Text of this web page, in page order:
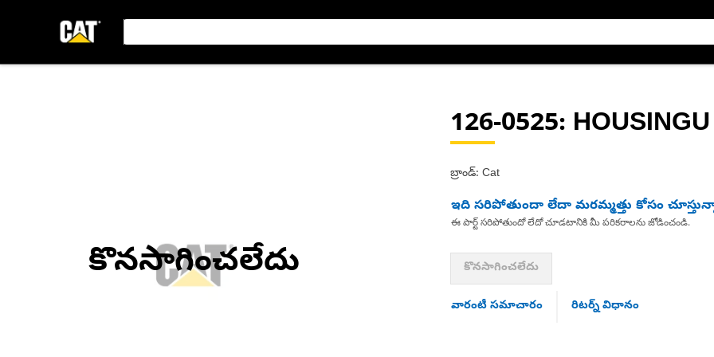
కొనసాగించలేదు
126-0525: HOUSINGU
బ్రాండ్: Cat
ఇది సరిపోతుందా లేదా మరమ్మత్తు కోసం
ఈ పార్ట్ సరిపోతుందో లేదో చూడటానికి మీ పరికరాలను జోడించండి.
కొనసాగించలేదు
వారంటీ సమాచారం రిటర్న్ విధానం